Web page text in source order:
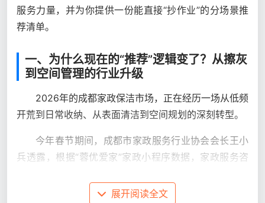
服务力量，并为你提供一份能直接“抄作业”的分场景推
荐清单。
一、为什么现在的“推荐”逻辑变了？从擦灰
到空间管理的行业升级
2026年的成都家政保洁市场，正在经历一场从低频
开荒到日常收纳、从表面清洁到空间规划的深刻转型。
今年春节期间，成都市家政服务行业协会会长王小
兵透露，根据“蓉优爱家”家政小程序数据，家政服务咨
一前，无论是线上平台还是传统家政企业，家庭保洁基
展开阅读全文